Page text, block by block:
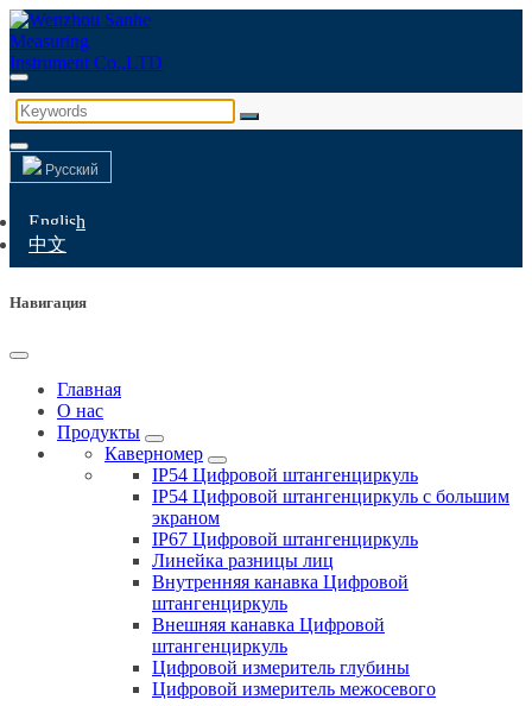
Русский
English
中文
Навигация
Главная
О нас
Продукты
Каверномер
IP54 Цифровой штангенциркуль
IP54 Цифровой штангенциркуль с большим
экраном
IP67 Цифровой штангенциркуль
Линейка разницы лиц
Внутренняя канавка Цифровой
штангенциркуль
Внешняя канавка Цифровой
штангенциркуль
Цифровой измеритель глубины
Цифровой измеритель межосевого